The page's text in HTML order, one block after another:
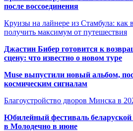
после воссоединения
Круизы на лайнере из Стамбула:
получить максимум от путешествия
Джастин Бибер готовится к
сцену: что известно о новом туре
Muse выпустили новый альбом,
космическим сигналам
Благоустройство дворов Минска в
Юбилейный фестиваль беларуской
в Молодечно в июне